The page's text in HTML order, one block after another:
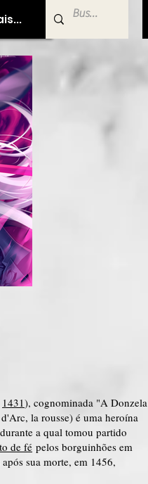
1431), cognominada "A Donzela
la rousse) é uma heroína
a qual tomou partido
de fé pelos borguinhões em
sua morte, em 1456,